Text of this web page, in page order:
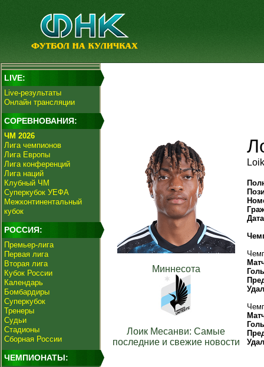
LIVE:
Live-результаты
Онлайн трансляции
СОРЕВНОВАНИЯ:
ЧМ 2026
Лига чемпионов
Лига Европы
Лига конференций
Лига наций
Клубный ЧМ
Суперкубок УЕФА
Межконтинентальный
кубок
РОССИЯ:
Премьер-лига
Первая лига
Вторая лига
Кубок России
Календарь
Бомбардиры
Суперкубок
Тренеры
Судьи
Стадионы
Сборная России
ЧЕМПИОНАТЫ:
Миннесота
Лоик Месанви: Самые
последние и свежие новости